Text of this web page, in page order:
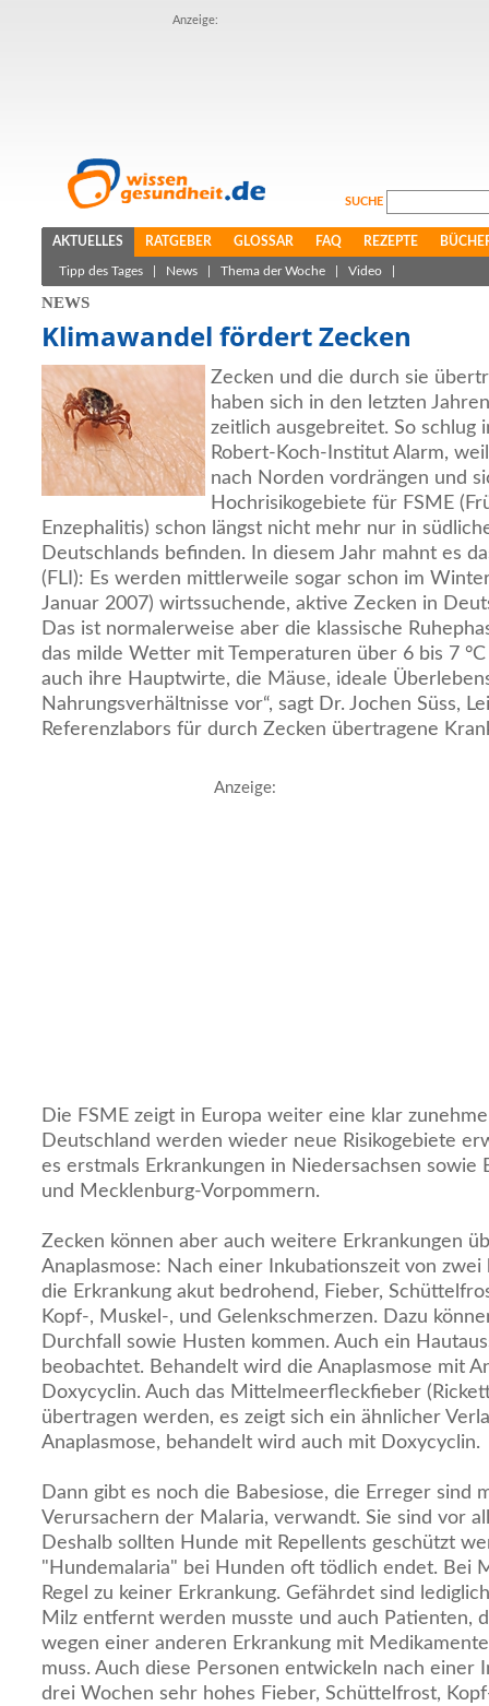
Anzeige:
SUCHE
AKTUELLES RATGEBER GLOSSAR FAQ REZEPTE
Tipp des Tages News Thema der Woche Video
NEWS
Klimawandel fördert Zecken
Zecken und die durch sie
haben sich in den letzten
zeitlich ausgebreitet. So schlug
Robert-Koch-Institut Alarm,
nach Norden vordrängen und
Hochrisikogebiete für FSME
Enzephalitis) schon längst nicht mehr nur in
Deutschlands befinden. In diesem Jahr mahnt es
(FLI): Es werden mittlerweile sogar schon im
Januar 2007) wirtssuchende, aktive Zecken in
Das ist normalerweise aber die klassische
das milde Wetter mit Temperaturen über 6 bis 7
auch ihre Hauptwirte, die Mäuse, ideale
Nahrungsverhältnisse vor“, sagt Dr. Jochen Süss,
Referenzlabors für durch Zecken übertragene
Anzeige:
Die FSME zeigt in Europa weiter eine klar
Deutschland werden wieder neue Risikogebiete
es erstmals Erkrankungen in Niedersachsen sowie
und Mecklenburg-Vorpommern.
Zecken können aber auch weitere Erkrankungen
Anaplasmose: Nach einer Inkubationszeit von zwei
die Erkrankung akut bedrohend, Fieber,
Kopf-, Muskel-, und Gelenkschmerzen. Dazu
Durchfall sowie Husten kommen. Auch ein
beobachtet. Behandelt wird die Anaplasmose mit
Doxycyclin. Auch das Mittelmeerfleckfieber
übertragen werden, es zeigt sich ein ähnlicher
Anaplasmose, behandelt wird auch mit Doxycyclin.
Dann gibt es noch die Babesiose, die Erreger sind
Verursachern der Malaria, verwandt. Sie sind vor
Deshalb sollten Hunde mit Repellents geschützt
"Hundemalaria" bei Hunden oft tödlich endet. Bei
Regel zu keiner Erkrankung. Gefährdet sind
Milz entfernt werden musste und auch Patienten,
wegen einer anderen Erkrankung mit
muss. Auch diese Personen entwickeln nach einer
drei Wochen sehr hohes Fieber, Schüttelfrost,